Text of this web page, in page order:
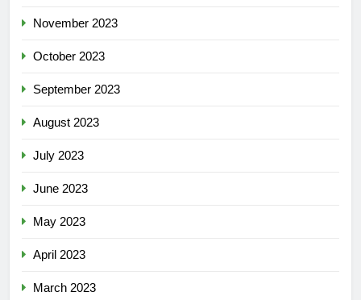
November 2023
October 2023
September 2023
August 2023
July 2023
June 2023
May 2023
April 2023
March 2023